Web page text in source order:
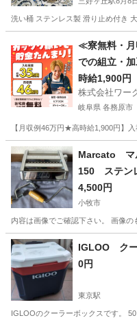
洗い桶 ステンレス製 滑り止め付き
三好ヶ丘駅
≪寮無料・月
での組立・
時給1,900円
株式会社ワー
岐阜県 各務原市
【月収例46万円★高時給1,900円】
岐阜 各務原市 Marcato マ
150 ステン
4,500円
小牧市
内容は画像でご確認下さい。 画像
愛知 小牧市
IGLOO ク
0円
東京駅
IGLOOのクーラーボックスです。